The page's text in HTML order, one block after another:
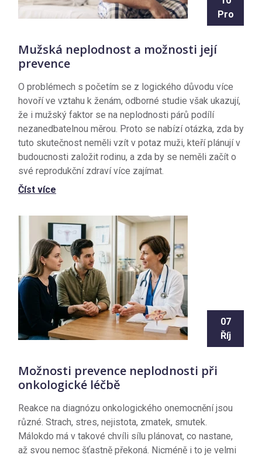
Pro
Mužská neplodnost a možnosti její
prevence
O problémech s početím se z logického důvodu více
hovoří ve vztahu k ženám, odborné studie však ukazují,
že i mužský faktor se na neplodnosti párů podílí
nezanedbatelnou měrou. Proto se nabízí otázka, zda by
tuto skutečnost neměli vzít v potaz muži, kteří plánují v
budoucnosti založit rodinu, a zda by se neměli začít o
své reprodukční zdraví více zajímat.
Číst více
07
Říj
Možnosti prevence neplodnosti při
onkologické léčbě
Reakce na diagnózu onkologického onemocnění jsou
různé. Strach, stres, nejistota, zmatek, smutek.
Málokdo má v takové chvíli sílu plánovat, co nastane,
až svou nemoc šťastně překoná. Nicméně i to je velmi